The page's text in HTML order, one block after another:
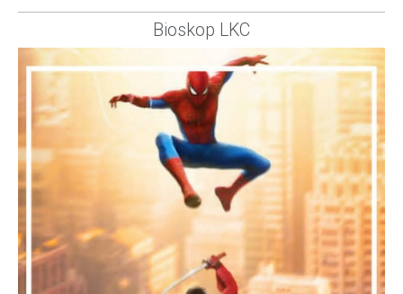
Bioskop LKC